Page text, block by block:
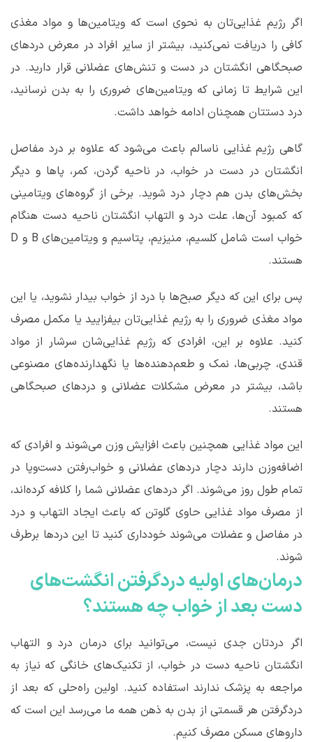
اگر رژیم غذایی‌تان به نحوی است که ویتامین‌ها و مواد مغذی
کافی را دریافت نمی‌کنید، بیشتر از سایر افراد در معرض دردهای
صبحگاهی انگشتان در دست و تنش‌های عضلانی قرار دارید. در
این شرایط تا زمانی که ویتامین‌های ضروری را به بدن نرسانید،
درد دستتان همچنان ادامه خواهد داشت.
گاهی رژیم غذایی ناسالم باعث می‌شود که علاوه بر درد مفاصل
انگشتان در دست در خواب، در ناحیه گردن، کمر، پاها و دیگر
بخش‌های بدن هم دچار درد شوید. برخی از گروه‌های ویتامینی
که کمبود آن‌ها، علت درد و التهاب انگشتان ناحیه دست هنگام
خواب است شامل کلسیم، منیزیم، پتاسیم و ویتامین‌های B و D
هستند.
پس برای این که دیگر صبح‌ها با درد از خواب بیدار نشوید، یا این
مواد مغذی ضروری را به رژیم غذایی‌تان بیفزایید یا مکمل مصرف
کنید. علاوه بر این، افرادی که رژیم غذایی‌شان سرشار از مواد
قندی، چربی‌ها، نمک و طعم‌دهنده‌ها یا نگهدارنده‌های مصنوعی
باشد، بیشتر در معرض مشکلات عضلانی و دردهای صبحگاهی
هستند.
این مواد غذایی همچنین باعث افزایش وزن می‌شوند و افرادی که
اضافه‌وزن دارند دچار دردهای عضلانی و خواب‌رفتن دست‌وپا در
تمام طول روز می‌شوند. اگر دردهای عضلانی شما را کلافه کرده‌اند،
از مصرف مواد غذایی حاوی گلوتن که باعث ایجاد التهاب و درد
در مفاصل و عضلات می‌شوند خودداری کنید تا این دردها برطرف
شوند.
درمان‌های اولیهدردگرفتن انگشت‌های
دست بعد از خوابچه هستند؟
اگر دردتان جدی نیست، می‌توانید برای درمان درد و التهاب
انگشتان ناحیه دست در خواب، از تکنیک‌های خانگی که نیاز به
مراجعه به پزشک ندارند استفاده کنید. اولین راه‌حلی که بعد از
دردگرفتن هر قسمتی از بدن به ذهن همه ما می‌رسد این است که
داروهای مسکن مصرف کنیم.